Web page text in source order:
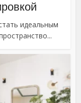
идеальным